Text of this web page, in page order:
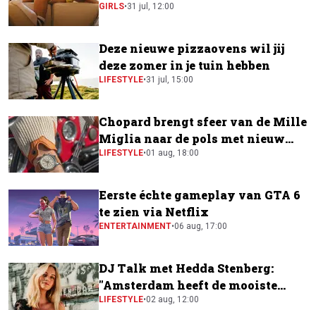
GIRLS•31 jul, 12:00
Deze nieuwe pizzaovens wil jij
deze zomer in je tuin hebben
LIFESTYLE•31 jul, 15:00
Chopard brengt sfeer van de Mille
Miglia naar de pols met nieuw
horloge
LIFESTYLE•01 aug, 18:00
Eerste échte gameplay van GTA 6
te zien via Netflix
ENTERTAINMENT•06 aug, 17:00
DJ Talk met Hedda Stenberg:
"Amsterdam heeft de mooiste
festivalscene van Europa"
LIFESTYLE•02 aug, 12:00